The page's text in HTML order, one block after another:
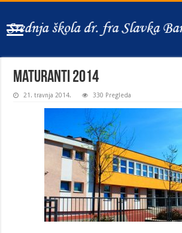
Maturanti 2014
21. travnja 2014. 330 Pregleda